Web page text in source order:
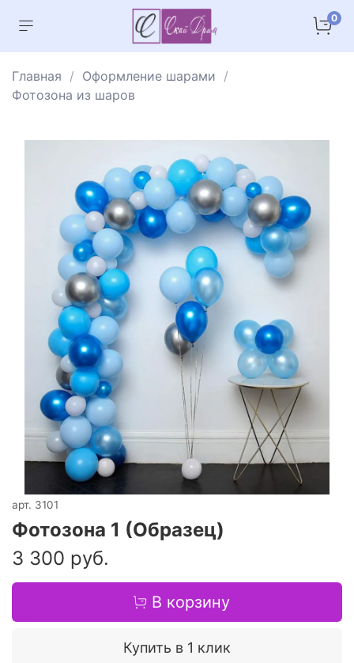
0
Главная
Оформление шарами
Фотозона из шаров
арт. 3101
Фотозона 1 (Образец)
3 300 руб.
В корзину
Купить в 1 клик